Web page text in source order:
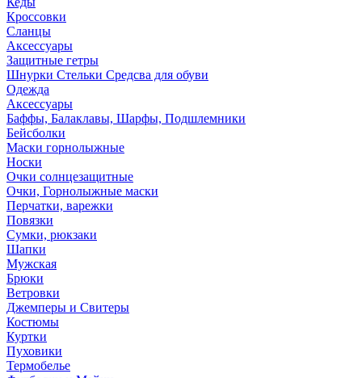
Кроссовки
Сланцы
Аксессуары
Защитные гетры
Шнурки Стельки Средсва для обуви
Одежда
Аксессуары
Баффы, Балаклавы, Шарфы, Подшлемники
Бейсболки
Маски горнолыжные
Носки
Очки солнцезащитные
Очки, Горнолыжные маски
Перчатки, варежки
Повязки
Сумки, рюкзаки
Шапки
Мужская
Брюки
Ветровки
Джемперы и Свитеры
Костюмы
Куртки
Пуховики
Термобелье